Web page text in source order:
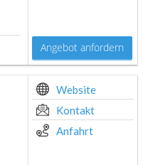
Angebot anfordern
Website
Kontakt
Anfahrt